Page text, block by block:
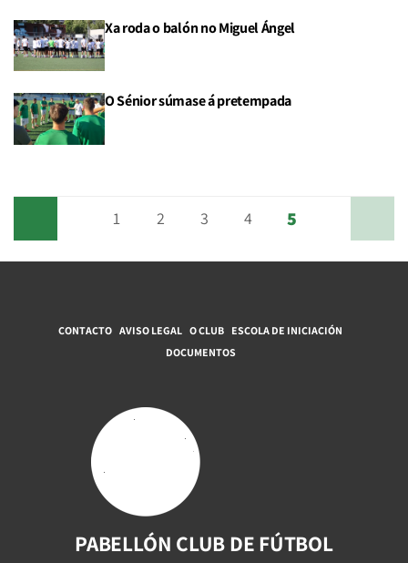
Xa roda o balón no Miguel Ángel
O Sénior súmase á pretempada
1 2 3 4 5
CONTACTO AVISO LEGAL O CLUB ESCOLA DE INICIACIÓN
DOCUMENTOS
PABELLÓN CLUB DE FÚTBOL